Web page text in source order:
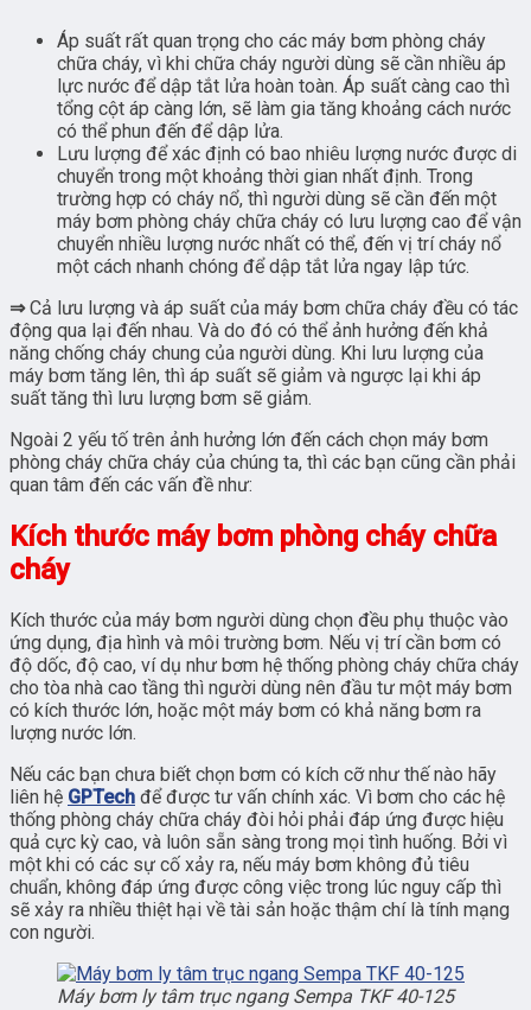
Áp suất rất quan trọng cho các máy bơm phòng cháy
chữa cháy, vì khi chữa cháy người dùng sẽ cần nhiều áp
lực nước để dập tắt lửa hoàn toàn. Áp suất càng cao thì
tổng cột áp càng lớn, sẽ làm gia tăng khoảng cách nước
có thể phun đến để dập lửa.
Lưu lượng để xác định có bao nhiêu lượng nước được di
chuyển trong một khoảng thời gian nhất định. Trong
trường hợp có cháy nổ, thì người dùng sẽ cần đến một
máy bơm phòng cháy chữa cháy có lưu lượng cao để vận
chuyển nhiều lượng nước nhất có thể, đến vị trí cháy nổ
một cách nhanh chóng để dập tắt lửa ngay lập tức.
⇒Cả lưu lượng và áp suất của máy bơm chữa cháy đều có tác
động qua lại đến nhau. Và do đó có thể ảnh hưởng đến khả
năng chống cháy chung của người dùng. Khi lưu lượng của
máy bơm tăng lên, thì áp suất sẽ giảm và ngược lại khi áp
suất tăng thì lưu lượng bơm sẽ giảm.
Ngoài 2 yếu tố trên ảnh hưởng lớn đến cách chọn máy bơm
phòng cháy chữa cháy của chúng ta, thì các bạn cũng cần phải
quan tâm đến các vấn đề như:
Kích thước máy bơm phòng cháy chữa
cháy
Kích thước của máy bơm người dùng chọn đều phụ thuộc vào
ứng dụng, địa hình và môi trường bơm. Nếu vị trí cần bơm có
độ dốc, độ cao, ví dụ như bơm hệ thống phòng cháy chữa cháy
cho tòa nhà cao tầng thì người dùng nên đầu tư một máy bơm
có kích thước lớn, hoặc một máy bơm có khả năng bơm ra
lượng nước lớn.
Nếu các bạn chưa biết chọn bơm có kích cỡ như thế nào hãy
liên hệ GPTech để được tư vấn chính xác. Vì bơm cho các hệ
thống phòng cháy chữa cháy đòi hỏi phải đáp ứng được hiệu
quả cực kỳ cao, và luôn sẵn sàng trong mọi tình huống. Bởi vì
một khi có các sự cố xảy ra, nếu máy bơm không đủ tiêu
chuẩn, không đáp ứng được công việc trong lúc nguy cấp thì
sẽ xảy ra nhiều thiệt hại về tài sản hoặc thậm chí là tính mạng
con người.
Máy bơm ly tâm trục ngang Sempa TKF 40-125